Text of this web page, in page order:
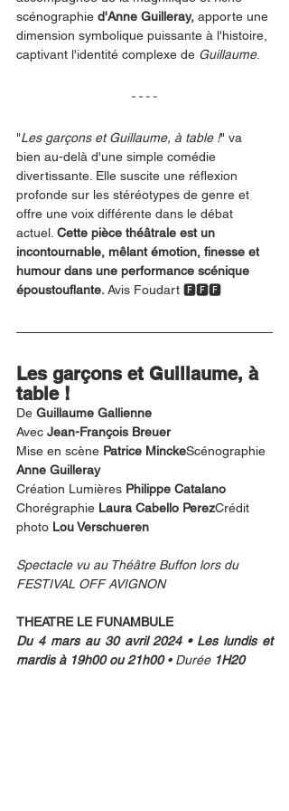
scénographie d'Anne Guilleray, apporte une
dimension symbolique puissante à l'histoire,
captivant l'identité complexe de Guillaume.
"Les garçons et Guillaume, à table !" va
bien au-delà d'une simple comédie
divertissante. Elle suscite une réflexion
profonde sur les stéréotypes de genre et
offre une voix différente dans le débat
actuel. Cette pièce théâtrale est un
incontournable, mêlant émotion, finesse et
humour dans une performance scénique
époustouflante. Avis Foudart 🅵🅵🅵
Les garçons et Guillaume, à
table !
De Guillaume Gallienne
Avec Jean-François Breuer
Mise en scène Patrice MinckeScénographie
Anne Guilleray
Création Lumières Philippe Catalano
Chorégraphie Laura Cabello PerezCrédit
photo Lou Verschueren
Spectacle vu au Théâtre Buffon lors du
FESTIVAL OFF AVIGNON
THEATRE LE FUNAMBULE
Du 4 mars au 30 avril 2024 • Les lundis et
mardis à 19h00 ou 21h00 • Durée 1H20